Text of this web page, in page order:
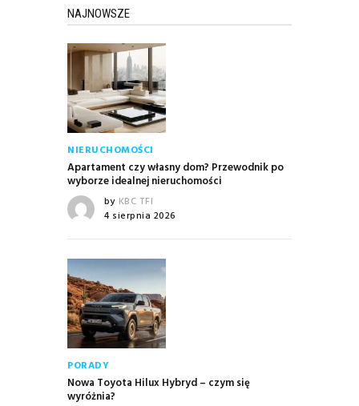
NAJNOWSZE
NIERUCHOMOŚCI
Apartament czy własny dom? Przewodnik po
wyborze idealnej nieruchomości
by KBC TFI
4 sierpnia 2026
PORADY
Nowa Toyota Hilux Hybryd – czym się
wyróżnia?